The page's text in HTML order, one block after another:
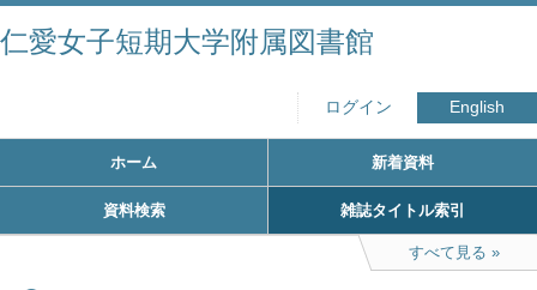
仁愛女子短期大学附属図書館
ログイン English
ホーム 新着資料
資料検索 雑誌タイトル索引
すべて見る